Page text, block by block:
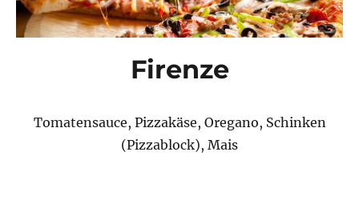
Firenze
Tomatensauce, Pizzakäse, Oregano, Schinken
(Pizzablock), Mais